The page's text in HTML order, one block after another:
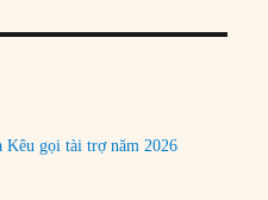
Kêu gọi tài trợ năm 2026